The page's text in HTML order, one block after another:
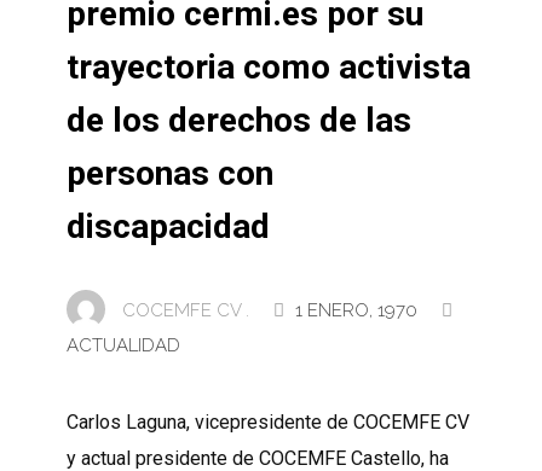
premio cermi.es por su
trayectoria como activista
de los derechos de las
personas con
discapacidad
COCEMFE CV .
1 ENERO, 1970
ACTUALIDAD
Carlos Laguna, vicepresidente de COCEMFE CV
y actual presidente de COCEMFE Castello, ha